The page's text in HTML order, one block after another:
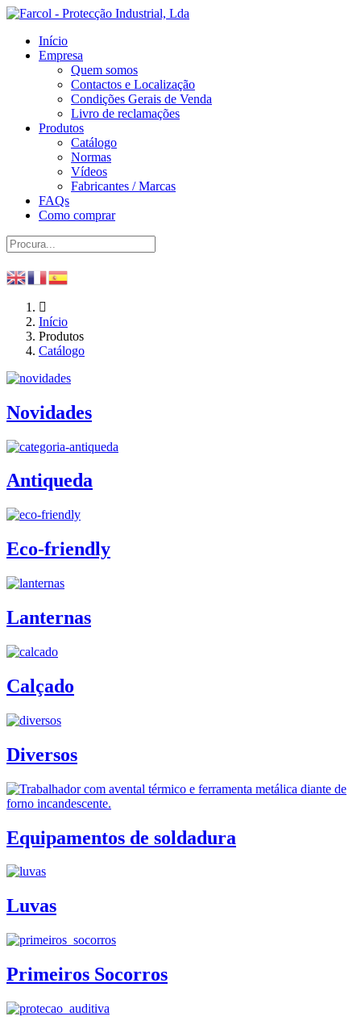
Início
Empresa
Quem somos
Contactos e Localização
Condições Gerais de Venda
Livro de reclamações
Produtos
Catálogo
Normas
Vídeos
Fabricantes / Marcas
FAQs
Como comprar
Início
Produtos
Catálogo
Novidades
Antiqueda
Eco-friendly
Lanternas
Calçado
Diversos
Equipamentos de soldadura
Luvas
Primeiros Socorros